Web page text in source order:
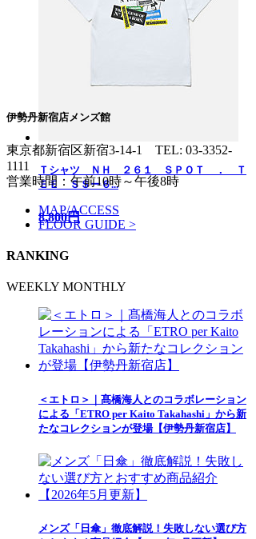
Ｔシャツ ＮＨ ２６１ ＳＰＯＴ ． Ｔ
ＥＥ ＳＳー６...
8,800円
伊勢丹新宿店メンズ館
東京都新宿区新宿3-14-1 TEL: 03-3352-
1111
営業時間：午前10時～午後8時
MAP/ACCESS
FLOOR GUIDE >
RANKING
WEEKLY MONTHLY
＜エトロ＞｜髙橋海人とのコラボレーション
による「ETRO per Kaito Takahashi」から新
たなコレクションが登場【伊勢丹新宿店】
メンズ「日傘」徹底解説！失敗しない選び方